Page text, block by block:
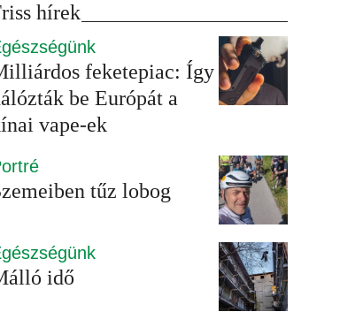
hírek
feketepiac: Így
be Európát a
vape-ek
tűz lobog
idő